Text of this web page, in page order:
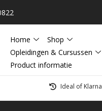
Home
Shop
Opleidingen & Cursussen
Product informatie
Ideal of Klarna